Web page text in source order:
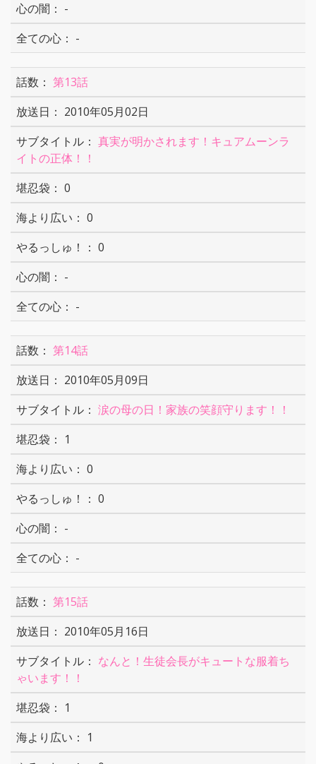
-
-
第13話
2010年05月02日
真実が明かされます！キュアムーンラ
イトの正体！！
0
0
0
-
-
第14話
2010年05月09日
涙の母の日！家族の笑顔守ります！！
1
0
0
-
-
第15話
2010年05月16日
なんと！生徒会長がキュートな服着ち
ゃいます！！
1
1